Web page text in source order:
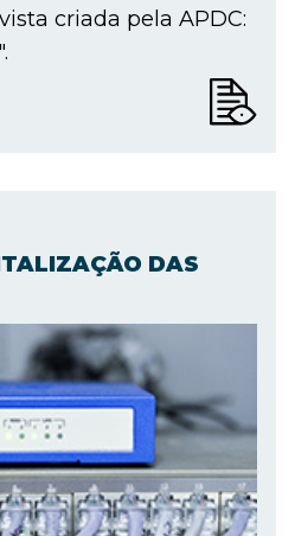
criada pela APDC:
DAS